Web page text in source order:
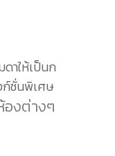
งต่างๆ
ดาให้เป็นก
ก์ชั่นพิเศษ